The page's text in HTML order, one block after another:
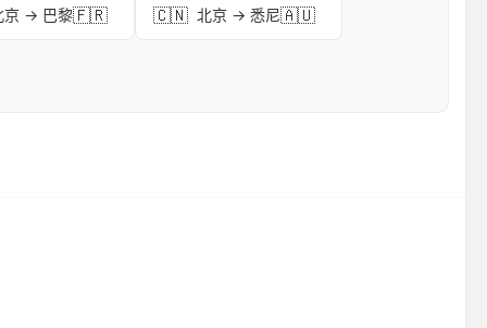
京 → 巴黎🇫🇷 🇨🇳 北京 → 悉尼🇦🇺